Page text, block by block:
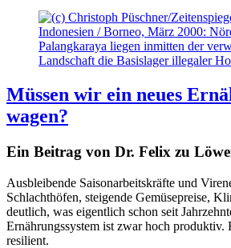
Indonesien / Borneo, März 2000:
Palangkaraya liegen inmitten der
Landschaft die Basislager illegaler
Müssen wir ein neues
wagen?
Ein Beitrag von Dr. Felix zu
Ausbleibende Saisonarbeitskräfte und
Schlachthöfen, steigende Gemüsepreise,
deutlich, was eigentlich schon seit
Ernährungssystem ist zwar hoch produktiv.
resilient.